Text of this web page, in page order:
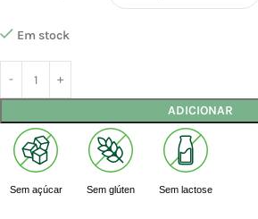
Em stock
ADICIONAR
Sem açúcar Sem glúten Sem lactose